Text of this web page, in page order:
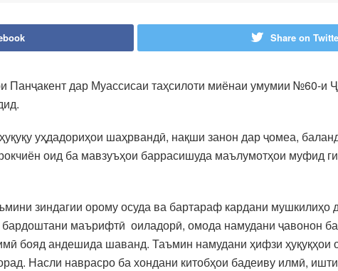
Share on
дар Муассисаи таҳсилоти миёнаи умумии №60-и
уҳдадориҳои шаҳрвандӣ, нақши занон дар ҷомеа,
оид ба мавзуъҳои баррасишуда маълумотҳои муфид
зиндагии орому осуда ва бартараф кардани мушкилиҳо
маърифтӣ оиладорӣ, омода намудани ҷавонон
бояд андешида шаванд. Таъмин намудани ҳифзи ҳуқуқҳои
Насли наврасро ба хондани китобҳои бадеиву илмӣ,